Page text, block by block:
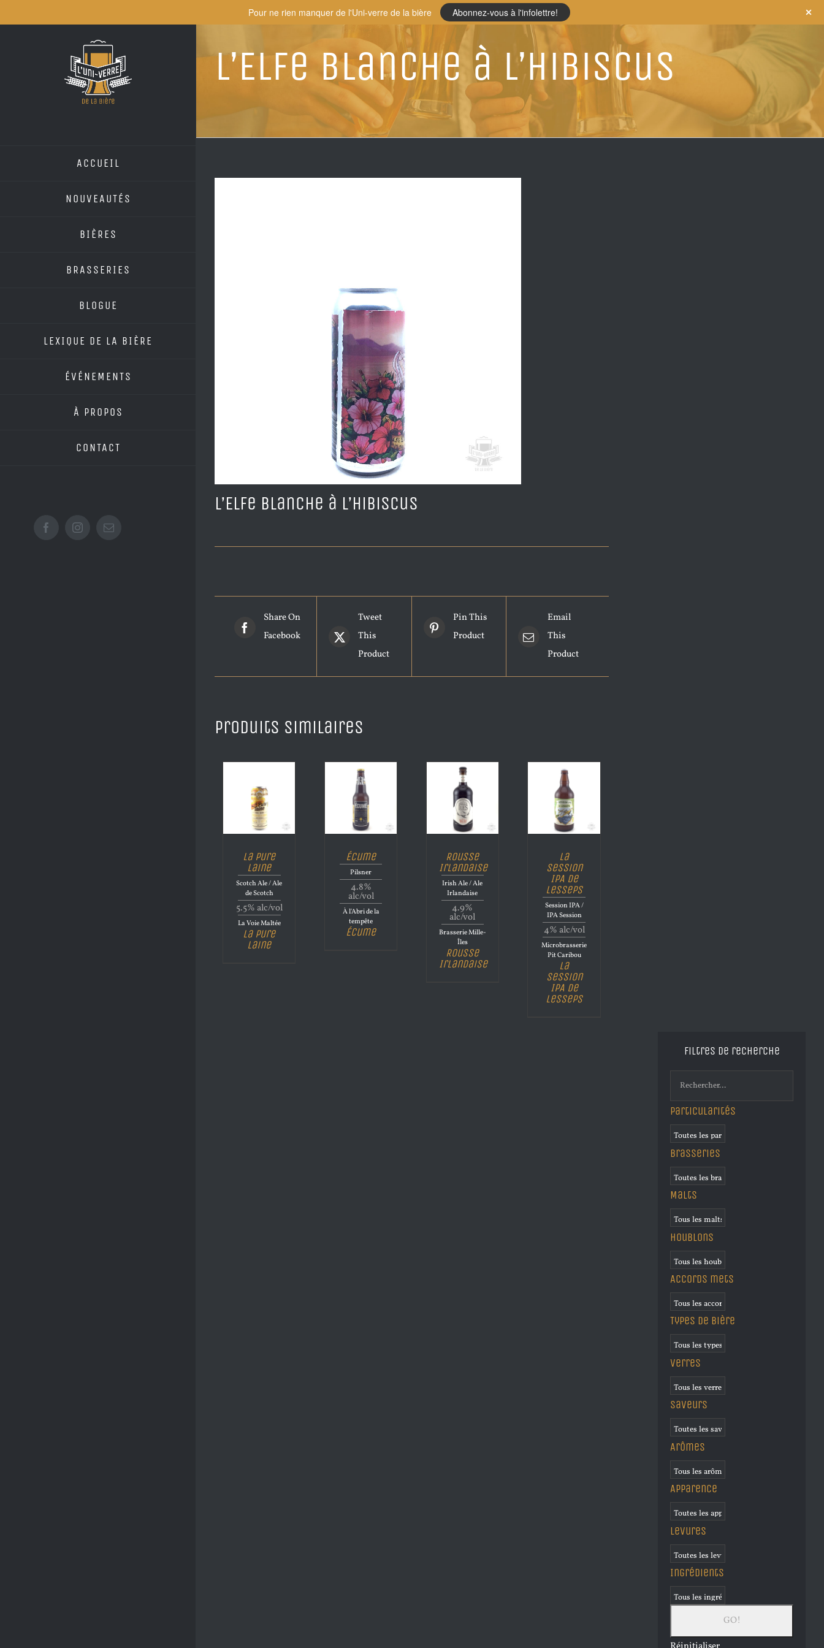
to
ACCUEIL
NOUVEAUTÉS
BIÈRES
BRASSERIES
BLOGUE
LEXIQUE DE LA BIÈRE
ÉVÉNEMENTS
À PROPOS
CONTACT
FacebookInstagramEmail
L’Elfe Blanche à l’Hibiscus
L’Elfe Blanche à l’Hibiscus
Share On
Facebook
Tweet
This
Product
Pin This
Product
Email
This
Product
Produits similaires
La Pure
Laine
Scotch Ale / Ale
de Scotch
5.5% alc/vol
La Voie Maltée
La Pure
Laine
Écume
Pilsner
4.8%
alc/vol
À l'Abri de la
tempête
Écume
Rousse
Irlandaise
Irish Ale / Ale
Irlandaise
4.9%
alc/vol
Brasserie Mille-
Îles
Rousse
Irlandaise
La
Session
IPA de
Lesseps
Session IPA /
IPA Session
4% alc/vol
Microbrasserie
Pit Caribou
La
Session
IPA de
Lesseps
Filtres de recherche
Particularités
Brasseries
Malts
Houblons
Accords mets
Types de bière
Verres
Saveurs
Arômes
Apparence
Levures
Ingrédients
Pour ne rien manquer de l'Uni-verre de la bière Abonnez-vous à l'infolettre!